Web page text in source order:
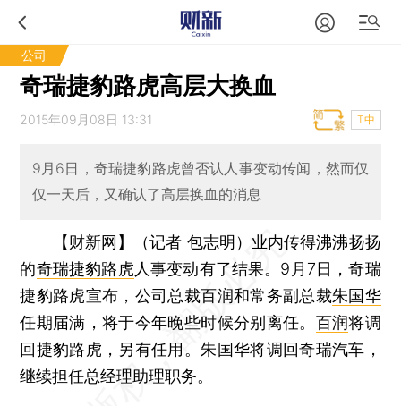
公司
奇瑞捷豹路虎高层大换血
2015年09月08日 13:31 T中
9月6日，奇瑞捷豹路虎曾否认人事变动传闻，然而仅
仅一天后，又确认了高层换血的消息
【财新网】（记者 包志明） 业内传得沸沸扬扬
的奇瑞捷豹路虎 人事变动有了结果。9月7日，奇瑞
捷豹路虎宣布，公司总裁百润和常务副总裁朱国华
任期届满，将于今年晚些时候分别离任。 百润将调
回捷豹路虎 ，另有任用。朱国华将调回奇瑞汽车 ，
继续担任总经理助理职务。